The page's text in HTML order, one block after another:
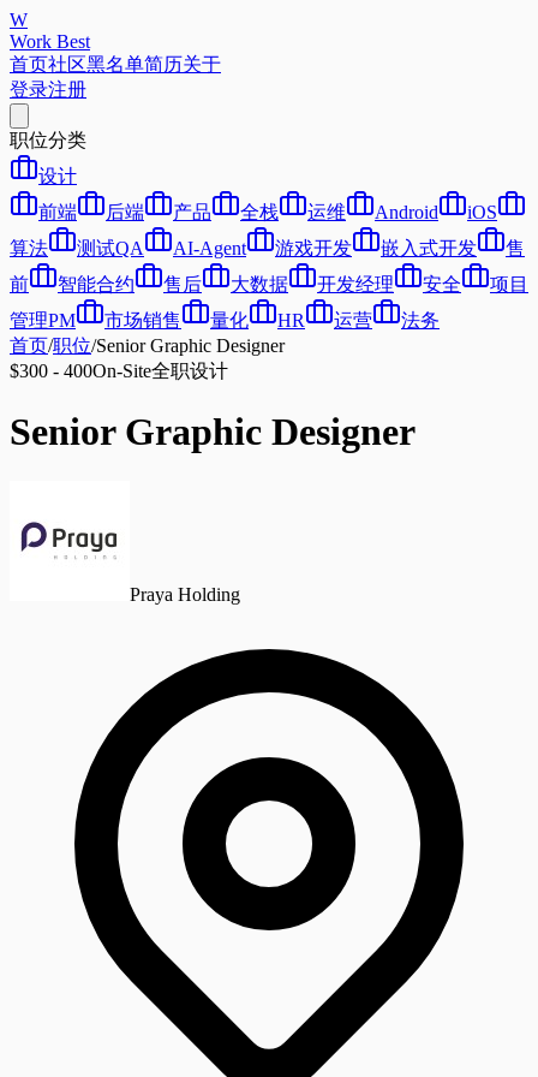
W
Work Best
首页社区黑名单简历关于
登录注册
职位分类
设计
前端
后端 产品 全栈 运维 Android
iOS
算法
测试QA AI-Agent 游戏开发 嵌入式开发
售
前
智能合约 售后 大数据 开发经理 安全
项目
管理PM
市场销售 量化 HR 运营
法务
首页/职位/Senior Graphic Designer
$300 - 400On-Site全职设计
Senior Graphic Designer
Praya Holding